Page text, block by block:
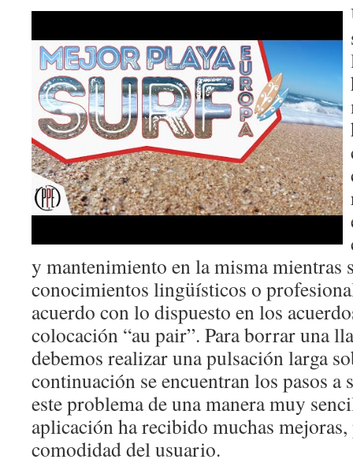
y mantenimiento en la misma mientras
conocimientos lingüísticos o
acuerdo con lo dispuesto en los
colocación “au pair”. Para borrar una
debemos realizar una pulsación larga
continuación se encuentran los pasos a
este problema de una manera muy
aplicación ha recibido muchas mejoras,
comodidad del usuario.